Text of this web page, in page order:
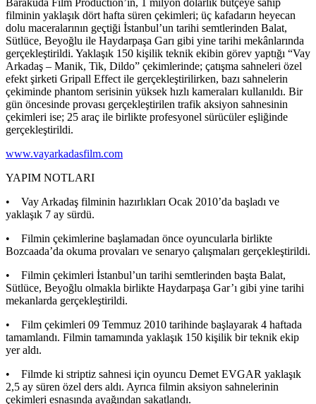
filminin yaklaşık dört hafta süren çekimleri; üç kafadarın heyecan
dolu maceralarının geçtiği İstanbul’un tarihi semtlerinden Balat,
Sütlüce, Beyoğlu ile Haydarpaşa Garı gibi yine tarihi mekânlarında
gerçekleştirildi. Yaklaşık 150 kişilik teknik ekibin görev yaptığı “Vay
Arkadaş – Manik, Tik, Dildo” çekimlerinde; çatışma sahneleri özel
efekt şirketi Gripall Effect ile gerçekleştirilirken, bazı sahnelerin
çekiminde phantom serisinin yüksek hızlı kameraları kullanıldı. Bir
gün öncesinde provası gerçekleştirilen trafik aksiyon sahnesinin
çekimleri ise; 25 araç ile birlikte profesyonel sürücüler eşliğinde
gerçekleştirildi.
www.vayarkadasfilm.com
YAPIM NOTLARI
• Vay Arkadaş filminin hazırlıkları Ocak 2010’da başladı ve
yaklaşık 7 ay sürdü.
• Filmin çekimlerine başlamadan önce oyuncularla birlikte
Bozcaada’da okuma provaları ve senaryo çalışmaları gerçekleştirildi.
• Filmin çekimleri İstanbul’un tarihi semtlerinden başta Balat,
Sütlüce, Beyoğlu olmakla birlikte Haydarpaşa Gar’ı gibi yine tarihi
mekanlarda gerçekleştirildi.
• Film çekimleri 09 Temmuz 2010 tarihinde başlayarak 4 haftada
tamamlandı. Filmin tamamında yaklaşık 150 kişilik bir teknik ekip
yer aldı.
• Filmde ki striptiz sahnesi için oyuncu Demet EVGAR yaklaşık
2,5 ay süren özel ders aldı. Ayrıca filmin aksiyon sahnelerinin
çekimleri esnasında ayağından sakatlandı.